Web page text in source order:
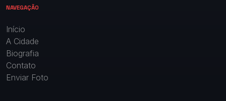
NAVEGAÇÃO
Início
A Cidade
Biografia
Contato
Enviar Foto